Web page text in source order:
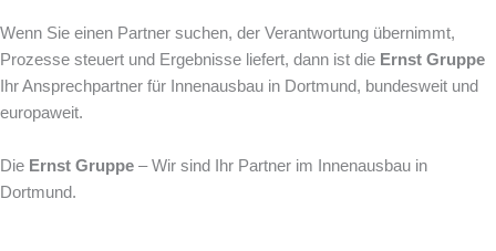
Wenn Sie einen Partner suchen, der Verantwortung übernimmt,
Prozesse steuert und Ergebnisse liefert, dann ist die Ernst Gruppe
Ihr Ansprechpartner für Innenausbau in Dortmund, bundesweit und
europaweit.
Die Ernst Gruppe – Wir sind Ihr Partner im Innenausbau in
Dortmund.